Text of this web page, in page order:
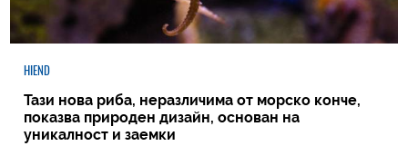
HIEND
Тази нова риба, неразличима от морско конче,
показва природен дизайн, основан на
уникалност и заемки